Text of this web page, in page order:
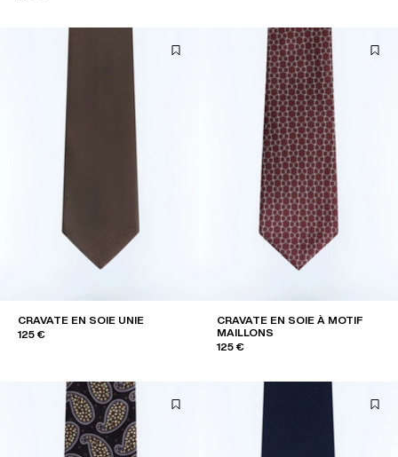
CRAVATE EN SOIE UNIE
125 €
CRAVATE EN SOIE À MOTIF
MAILLONS
125 €